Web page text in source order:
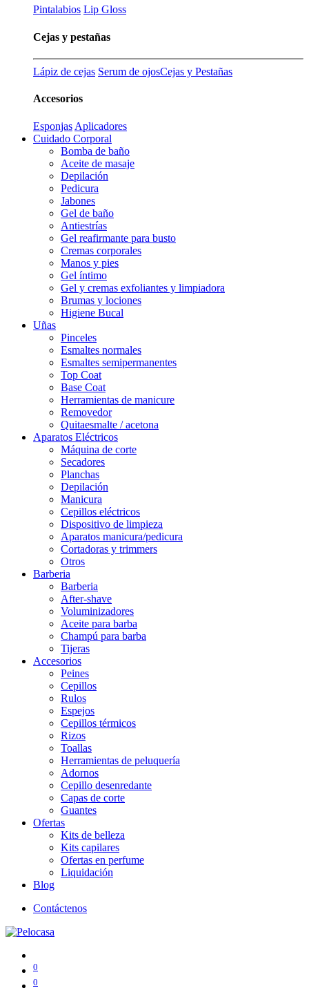
Pintalabios Lip Gloss
Cejas y pestañas
Lápiz de cejas Serum de ojosCejas y Pestañas
Accesorios
Esponjas Aplicadores
Cuidado Corporal
Bomba de baño
Aceite de masaje
Depilación
Pedicura
Jabones
Gel de baño
Antiestrías
Gel reafirmante para busto
Cremas corporales
Manos y pies
Gel íntimo
Gel y cremas exfoliantes y limpiadora
Brumas y lociones
Higiene Bucal
Uñas
Pinceles
Esmaltes normales
Esmaltes semipermanentes
Top Coat
Base Coat
Herramientas de manicure
Removedor
Quitaesmalte / acetona
Aparatos Eléctricos
Máquina de corte
Secadores
Planchas
Depilación
Manicura
Cepillos eléctricos
Dispositivo de limpieza
Aparatos manicura/pedicura
Cortadoras y trimmers
Otros
Barberia
Barberia
After-shave
Voluminizadores
Aceite para barba
Champú para barba
Tijeras
Accesorios
Peines
Cepillos
Rulos
Espejos
Cepillos térmicos
Rizos
Toallas
Herramientas de peluquería
Adornos
Cepillo desenredante
Capas de corte
Guantes
Ofertas
Kits de belleza
Kits capilares
Ofertas en perfume
Liquidación
Blog
Contáctenos
0
0